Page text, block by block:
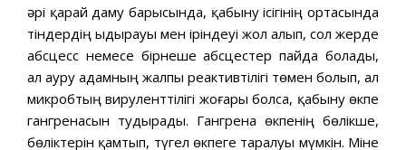
әрі қарай даму барысында, қабыну ісігінің ортасында
тіндердің ыдырауы мен іріндеуі жол алып, сол жерде
абсцесс немесе бірнеше абсцестер пайда болады,
ал ауру адамның жалпы реактивтілігі төмен болып, ал
микробтың вируленттілігі жоғары болса, қабыну өкпе
гангренасын тудырады. Гангрена өкпенің бөлікше,
бөліктерін қамтып, түгел өкпеге таралуы мүмкін. Міне